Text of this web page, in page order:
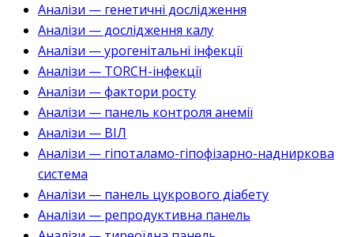
Аналізи — генетичні дослідження
Аналізи — дослідження калу
Аналізи — урогенітальні інфекції
Аналізи — TORCH-інфекції
Аналізи — фактори росту
Аналізи — панель контроля анемії
Аналізи — ВІЛ
Аналізи — гіпоталамо-гіпофізарно-надниркова
система
Аналізи — панель цукрового діабету
Аналізи — репродуктивна панель